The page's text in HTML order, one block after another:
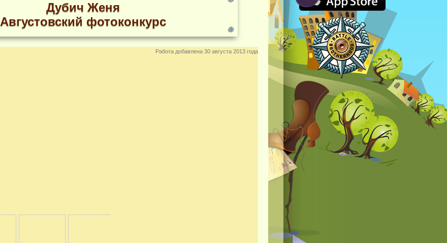
Дубич Женя
Августовский фотоконкурс
Работа добавлена 30 августа 2013 года